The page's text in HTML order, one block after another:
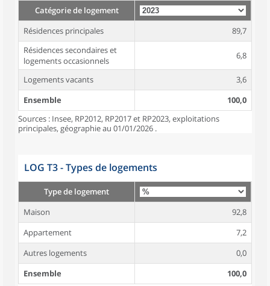
Catégorie de logement
Résidences principales
89,7
Résidences secondaires et
logements occasionnels
6,8
Logements vacants
3,6
Ensemble
100,0
Sources : Insee, RP2012, RP2017 et RP2023, exploitations
principales, géographie au 01/01/2026 .
LOG T3 - Types de logements
Type de logement
Maison
92,8
Appartement
7,2
Autres logements
0,0
Ensemble
100,0